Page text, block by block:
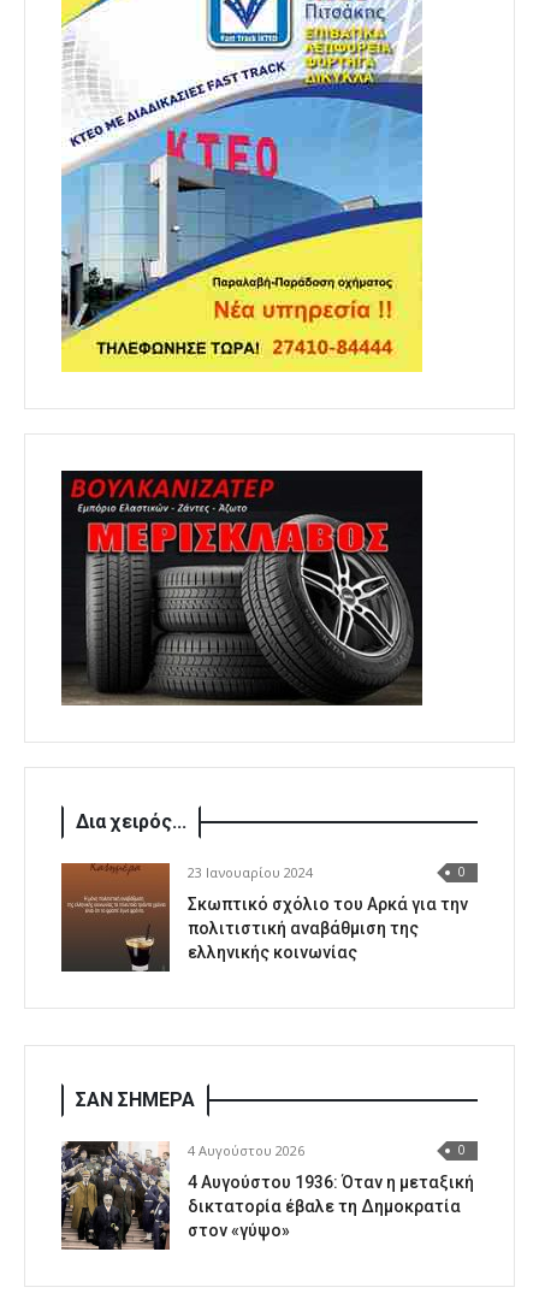
Δια χειρός...
23 Ιανουαρίου 2024 0
Σκωπτικό σχόλιο του Αρκά για την
πολιτιστική αναβάθμιση της
ελληνικής κοινωνίας
ΣΑΝ ΣΗΜΕΡΑ
4 Αυγούστου 2026 0
4 Αυγούστου 1936: Όταν η μεταξική
δικτατορία έβαλε τη Δημοκρατία
στον «γύψο»